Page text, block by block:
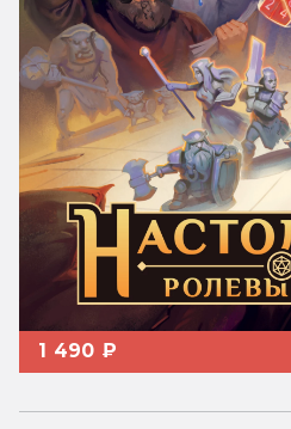
1 490 ₽